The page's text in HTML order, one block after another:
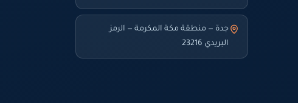
جدة — منطقة مكة المكرمة — الرمز
البريدي 23216